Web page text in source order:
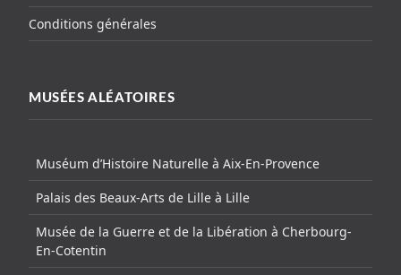
Conditions générales
MUSÉES ALÉATOIRES
Muséum d’Histoire Naturelle à Aix-En-Provence
Palais des Beaux-Arts de Lille à Lille
Musée de la Guerre et de la Libération à Cherbourg-
En-Cotentin